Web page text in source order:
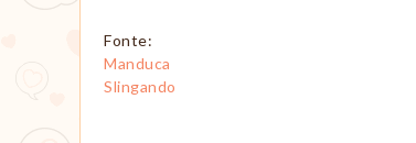
Fonte:
Manduca
Slingando